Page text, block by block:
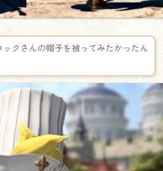
ックさんの帽子を被ってみたかったん